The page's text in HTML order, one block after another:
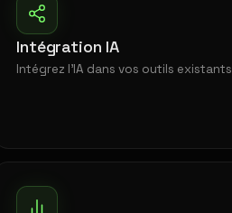
Intégration IA
Intégrez l'IA dans vos outils existants